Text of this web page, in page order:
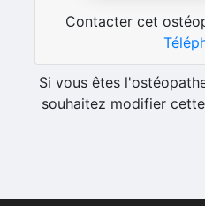
Contacter cet
Si vous êtes
souhaitez modifier